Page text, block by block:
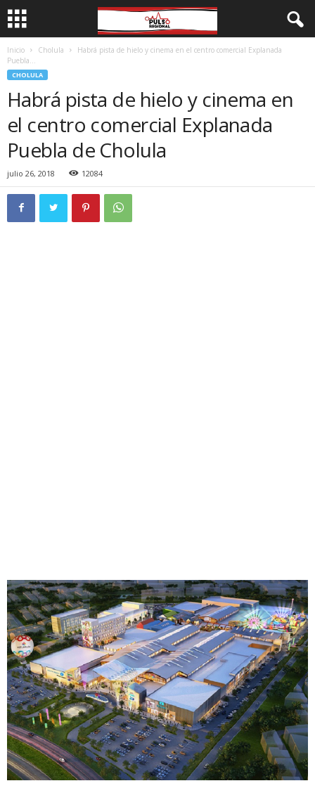
Inicio Cholula
Habrá pista de hielo y cinema en el centro comercial Explanada
Puebla...
CHOLULA
Habrá pista de hielo y cinema en
el centro comercial Explanada
Puebla de Cholula
julio 26, 2018 12084